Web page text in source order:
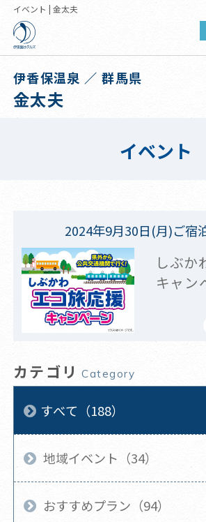
イベント | 金太夫
伊香保温泉 ／ 群馬県
金太夫
イベント
2024年9月30日(月)ご宿
しぶか
キャン
カテゴリ Category
すべて（188）
地域イベント（34）
おすすめプラン（94）